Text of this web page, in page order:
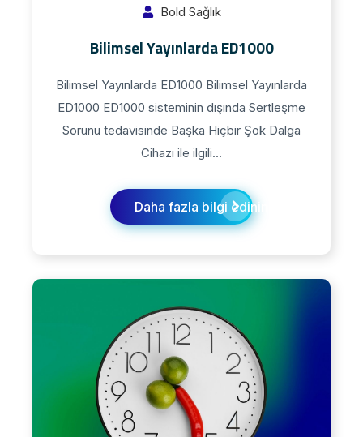
Bold Sağlık
Bilimsel Yayınlarda ED1000
Bilimsel Yayınlarda ED1000​ Bilimsel Yayınlarda
ED1000 ED1000 sisteminin dışında Sertleşme
Sorunu tedavisinde Başka Hiçbir Şok Dalga
Cihazı ile ilgili...
Daha fazla bilgi edinin